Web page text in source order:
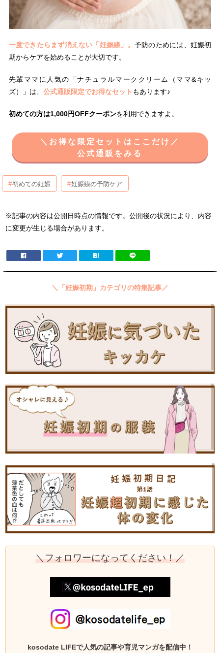
一度できたらまず消えない「妊娠線」。 予防のためには、妊娠初
期からケアを始めることが大切です。
先輩ママに人気の「ナチュラルマーククリーム（ママ&キッ
ズ）」は、 公式通販限定でお得なセット もあります♪
初めての方は1,000円OFFクーポンを利用できますよ。
＼お得な限定セットはここだけ／
公式通販をみる
初めての妊娠 妊娠線の予防ケア
※記事の内容は公開日時点の情報です。公開後の状況により、内容
に変更が生じる場合があります。
＼「妊娠初期」カテゴリの特集記事／
＼フォロワーになってください！／
kosodate LIFEで人気の記事や育児マンガを配信中！